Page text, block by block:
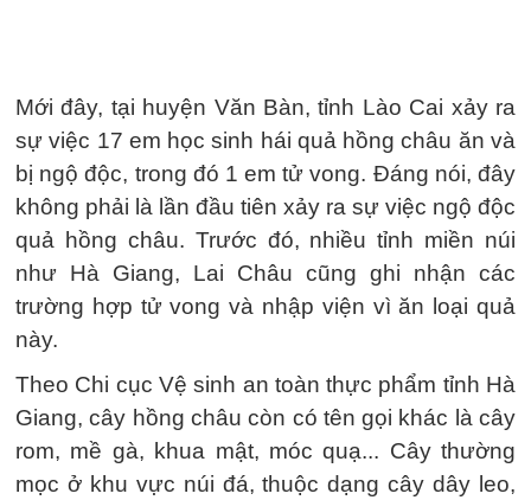
Mới đây, tại huyện Văn Bàn, tỉnh Lào Cai xảy ra
sự việc 17 em học sinh hái quả hồng châu ăn và
bị ngộ độc, trong đó 1 em tử vong. Đáng nói, đây
không phải là lần đầu tiên xảy ra sự việc ngộ độc
quả hồng châu. Trước đó, nhiều tỉnh miền núi
như Hà Giang, Lai Châu cũng ghi nhận các
trường hợp tử vong và nhập viện vì ăn loại quả
này.
Theo Chi cục Vệ sinh an toàn thực phẩm tỉnh Hà
Giang, cây hồng châu còn có tên gọi khác là cây
rom, mề gà, khua mật, móc quạ... Cây thường
mọc ở khu vực núi đá, thuộc dạng cây dây leo,